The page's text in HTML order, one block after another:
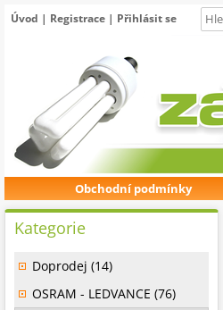
Úvod | Registrace | Přihlásit se
Obchodní podmínky
Kategorie
Doprodej (14)
OSRAM - LEDVANCE (76)